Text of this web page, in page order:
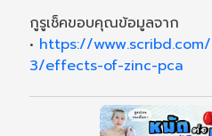
กูรูเช็คขอบคุณข้อมูลจาก
• https://
3/effects-of-zinc-pca